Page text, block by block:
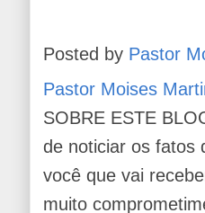
Posted by Pastor
Pastor Moises
SOBRE ESTE
de noticiar os fatos
você que vai
muito